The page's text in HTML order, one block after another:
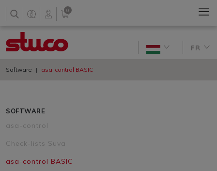
0
FR
Software asa-control BASIC
SOFTWARE
asa-control
Check-lists Suva
asa-control BASIC